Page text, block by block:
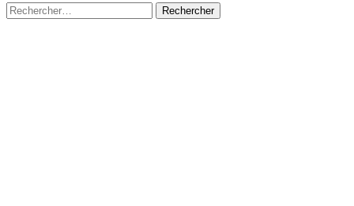
Rechercher :